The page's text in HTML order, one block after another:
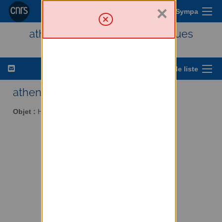
Menu Sympa
athena - Histoire des techniques
Options de liste
athena AT services.cnrs.fr
Objet : Histoire des techniques
×